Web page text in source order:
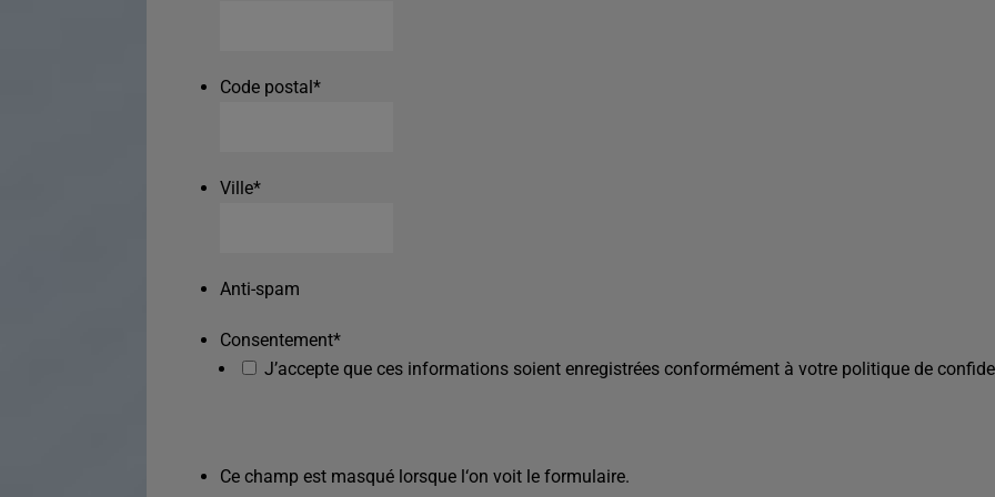
Code postal*
Ville*
Anti-spam
Consentement*
J’accepte que ces informations soient enregistrées conformément à votre politique de
Ce champ est masqué lorsque l‘on voit le formulaire.